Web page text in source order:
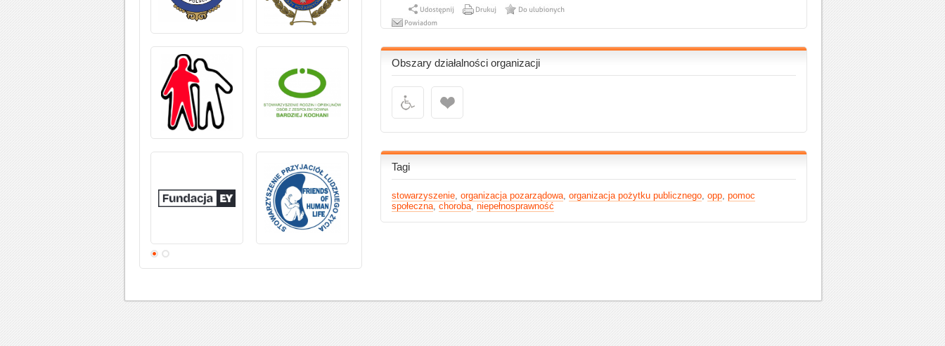
Obszary działalności organizacji
Tagi
stowarzyszenie, organizacja pozarządowa, organizacja pożytku publicznego, opp, pomoc
społeczna, choroba, niepełnosprawność